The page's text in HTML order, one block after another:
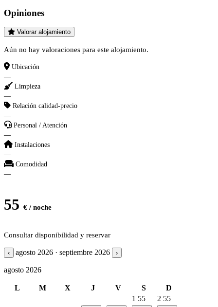
Opiniones
Valorar alojamiento
Aún no hay valoraciones para este alojamiento.
Ubicación
—
Limpieza
—
Relación calidad-precio
—
Personal / Atención
—
Instalaciones
—
Comodidad
—
55 € / noche
Consultar disponibilidad y reservar
‹ agosto 2026 · septiembre 2026 ›
agosto 2026
L M X J V S
D
1 55 2 55